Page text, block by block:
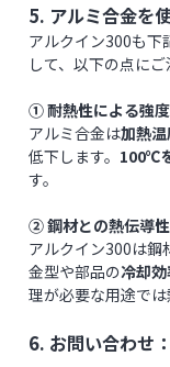
5. アルミ合金を
アルクイン300も下
して、以下の点にご
① 耐熱性による強
アルミ合金は加熱
低下します。 100℃
す。
② 鋼材との熱伝導
アルクイン300は鋼
金型や部品の冷却
理が必要な用途では
6. お問い合わせ